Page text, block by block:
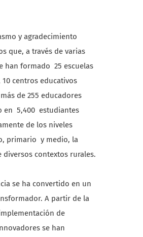
y agradecimiento
que, a través de varias
han formado 25 escuelas
centros educativos
de 255 educadores
en 5,400 estudiantes
de los niveles
primario y medio, la
contextos rurales.
se ha convertido en un
A partir de la
de
se han